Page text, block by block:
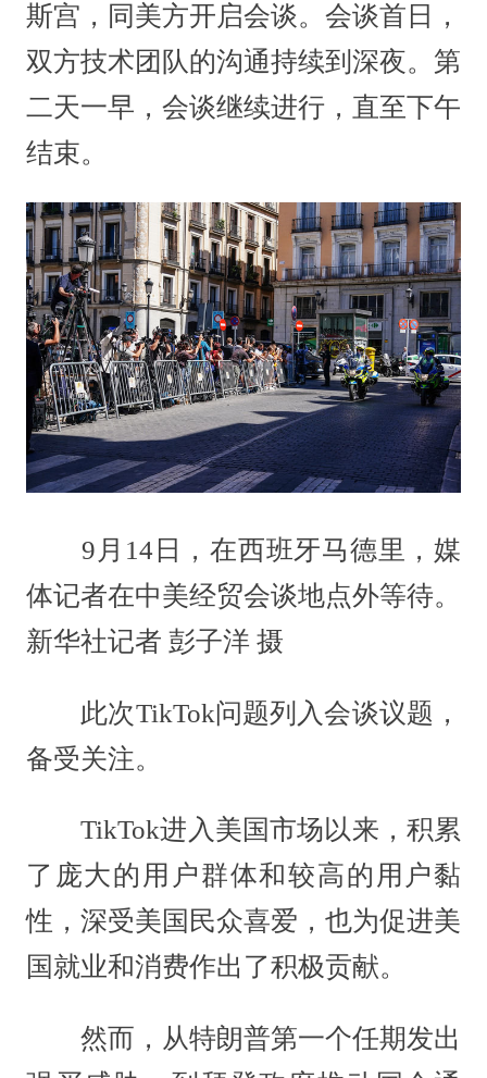
斯宫，同美方开启会谈。会谈首日，
双方技术团队的沟通持续到深夜。第
二天一早，会谈继续进行，直至下午
结束。
9月14日，在西班牙马德里，媒
体记者在中美经贸会谈地点外等待。
新华社记者 彭子洋 摄
此次TikTok问题列入会谈议题，
备受关注。
TikTok进入美国市场以来，积累
了庞大的用户群体和较高的用户黏
性，深受美国民众喜爱，也为促进美
国就业和消费作出了积极贡献。
然而，从特朗普第一个任期发出